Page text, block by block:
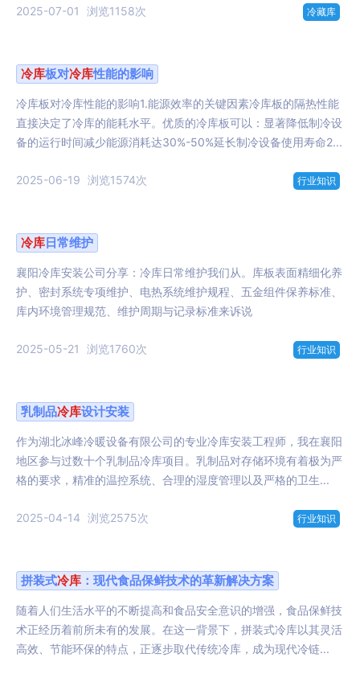
2025-07-01 浏览1158次 冷藏库
冷库板对冷库性能的影响
冷库板对冷库性能的影响1.能源效率的关键因素冷库板的隔热性能
直接决定了冷库的能耗水平。优质的冷库板可以：显著降低制冷设
备的运行时间减少能源消耗达30%-50%延长制冷设备使用寿命2...
2025-06-19 浏览1574次 行业知识
冷库日常维护
襄阳冷库安装公司分享：冷库日常维护我们从。库板表面精细化养
护、密封系统专项维护、电热系统维护规程、五金组件保养标准、
库内环境管理规范、维护周期与记录标准来诉说
2025-05-21 浏览1760次 行业知识
乳制品冷库设计安装
作为湖北冰峰冷暖设备有限公司的专业冷库安装工程师，我在襄阳
地区参与过数十个乳制品冷库项目。乳制品对存储环境有着极为严
格的要求，精准的温控系统、合理的湿度管理以及严格的卫生...
2025-04-14 浏览2575次 行业知识
拼装式冷库 ：现代食品保鲜技术的革新解决方案
随着人们生活水平的不断提高和食品安全意识的增强，食品保鲜技
术正经历着前所未有的发展。在这一背景下，拼装式冷库以其灵活
高效、节能环保的特点，正逐步取代传统冷库，成为现代冷链...